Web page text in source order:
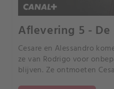
Aflevering 5 -
Cesare en Alessandro
ze van Rodrigo voor
blijven. Ze ontmoeten